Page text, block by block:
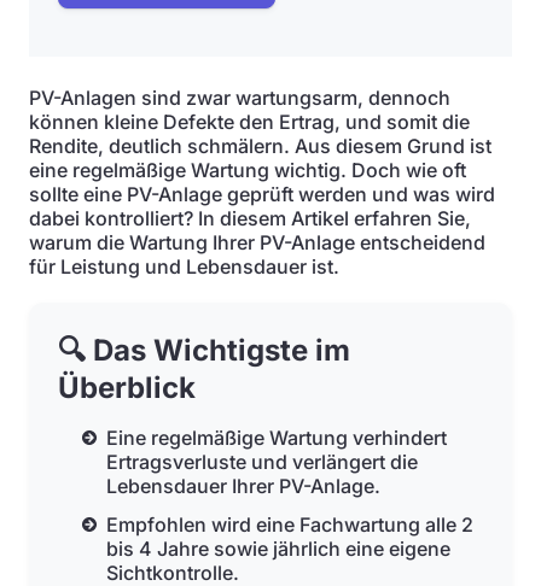
PV-Anlagen sind zwar wartungsarm, dennoch
können kleine Defekte den Ertrag, und somit die
Rendite, deutlich schmälern. Aus diesem Grund ist
eine regelmäßige Wartung wichtig. Doch wie oft
sollte eine PV-Anlage geprüft werden und was wird
dabei kontrolliert? In diesem Artikel erfahren Sie,
warum die Wartung Ihrer PV-Anlage entscheidend
für Leistung und Lebensdauer ist.
🔍 Das Wichtigste im
Überblick
Eine regelmäßige Wartung verhindert
Ertragsverluste und verlängert die
Lebensdauer Ihrer PV-Anlage.
Empfohlen wird eine Fachwartung alle 2
bis 4 Jahre sowie jährlich eine eigene
Sichtkontrolle.